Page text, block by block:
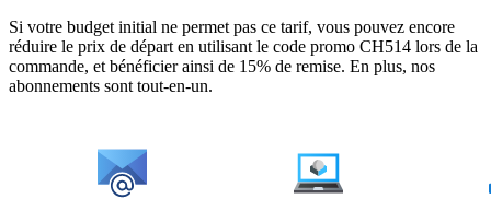
Si votre budget initial ne permet pas ce tarif, vous pouvez encore
réduire le prix de départ en utilisant le code promo CH514 lors de la
commande, et bénéficier ainsi de 15% de remise. En plus, nos
abonnements sont tout-en-un.